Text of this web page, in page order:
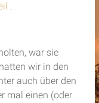
.
war sie
wir in den
auch über den
mal einen (oder